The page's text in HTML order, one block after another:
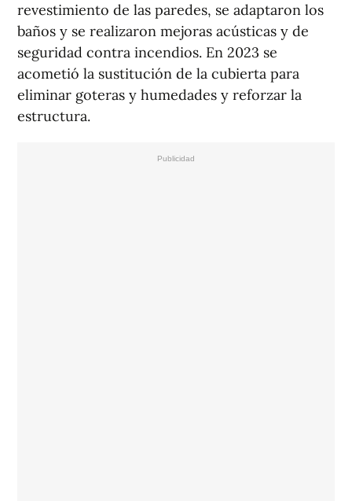
revestimiento de las paredes, se adaptaron los
baños y se realizaron mejoras acústicas y de
seguridad contra incendios. En 2023 se
acometió la sustitución de la cubierta para
eliminar goteras y humedades y reforzar la
estructura.